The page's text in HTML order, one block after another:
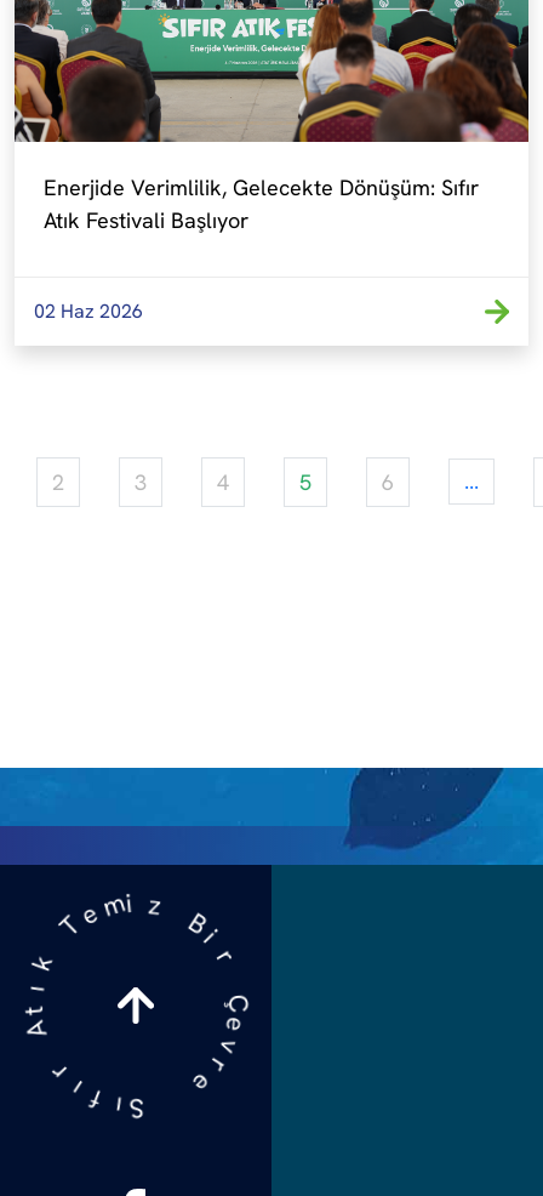
Enerjide Verimlilik, Gelecekte Dönüşüm: Sıfır
Atık Festivali Başlıyor
02 Haz 2026
2 3 4 5 6 ...
S
ı
r
A
t
ı
e
m
z Bi r
Çe
v
e